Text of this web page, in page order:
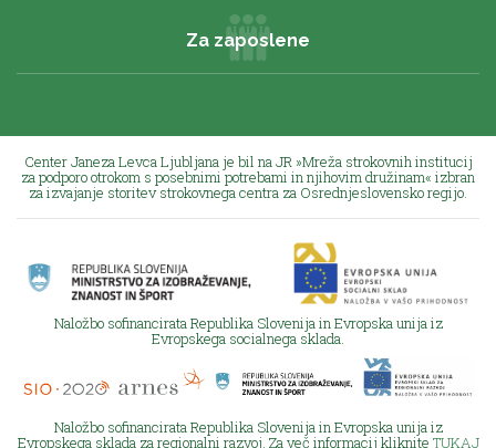
Za zaposlene
Center Janeza Levca Ljubljana je bil na JR »Mreža strokovnih institucij
za podporo otrokom s posebnimi potrebami in njihovim družinam« izbran
za izvajanje storitev strokovnega centra za Osrednjeslovensko regijo.
Naložbo sofinancirata Republika Slovenija in Evropska unija iz
Evropskega socialnega sklada.
Naložbo sofinancirata Republika Slovenija in Evropska unija iz
Evropskega sklada za regionalni razvoj. Za več informacij kliknite TUKAJ